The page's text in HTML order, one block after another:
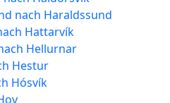
nach Haraldssund
Hattarvík
Hellurnar
Hestur
Hósvík